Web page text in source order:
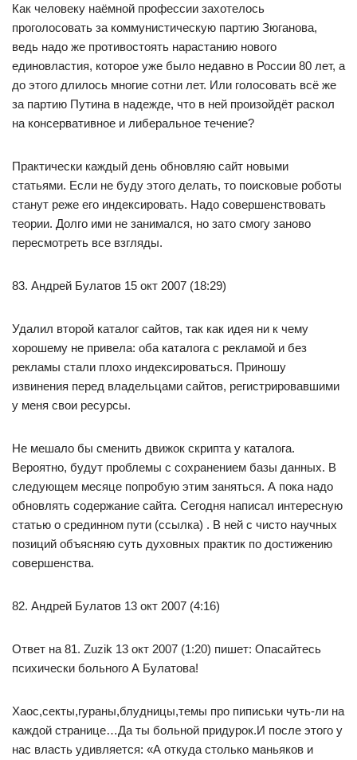
Как человеку наёмной профессии захотелось
проголосовать за коммунистическую партию Зюганова,
ведь надо же противостоять нарастанию нового
единовластия, которое уже было недавно в России 80 лет, а
до этого длилось многие сотни лет. Или голосовать всё же
за партию Путина в надежде, что в ней произойдёт раскол
на консервативное и либеральное течение?
Практически каждый день обновляю сайт новыми
статьями. Если не буду этого делать, то поисковые роботы
станут реже его индексировать. Надо совершенствовать
теории. Долго ими не занимался, но зато смогу заново
пересмотреть все взгляды.
83. Андрей Булатов 15 окт 2007 (18:29)
Удалил второй каталог сайтов, так как идея ни к чему
хорошему не привела: оба каталога с рекламой и без
рекламы стали плохо индексироваться. Приношу
извинения перед владельцами сайтов, регистрировавшими
у меня свои ресурсы.
Не мешало бы сменить движок скрипта у каталога.
Вероятно, будут проблемы с сохранением базы данных. В
следующем месяце попробую этим заняться. А пока надо
обновлять содержание сайта. Сегодня написал интересную
статью о срединном пути (ссылка) . В ней с чисто научных
позиций объясняю суть духовных практик по достижению
совершенства.
82. Андрей Булатов 13 окт 2007 (4:16)
Ответ на 81. Zuzik 13 окт 2007 (1:20) пишет: Опасайтесь
психически больного А Булатова!
Хаос,секты,гураны,блудницы,темы про пиписьки чуть-ли на
каждой странице…Да ты больной придурок.И после этого у
нас власть удивляется: «А откуда столько маньяков и